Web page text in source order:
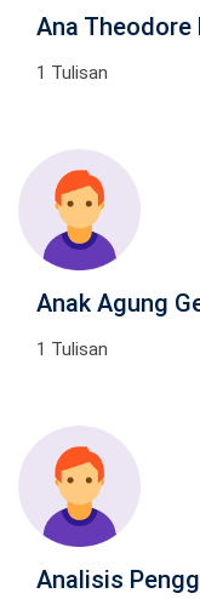
Ana Theodore
1 Tulisan
Anak Agung
1 Tulisan
Analisis